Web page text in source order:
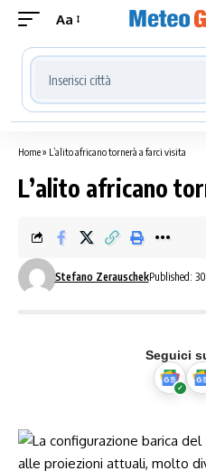
Aa
Cerca località meteo
Home» L’alito africano tornerà a farci visita
L’alito africano
Stefano ZerauschekPublished:
Seguici